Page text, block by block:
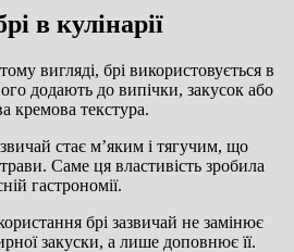
в кулінарії
вигляді, брі використовується в
додають до випічки, закусок або
кремова текстура.
стає м’яким і тягучим, що
Саме ця властивість зробила
гастрономії.
брі зазвичай не замінює
закуски, а лише доповнює її.